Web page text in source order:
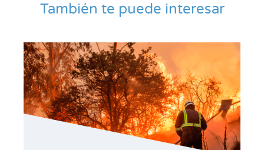
También te puede interesar